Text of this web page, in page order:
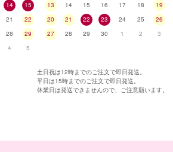
14
15
21
22
28
29
4 5
13
14 15 16 17 18
19
20
21 22 23 24 25
26
27
28 29 30 1 2 3
土日祝は12時までのご注文で即日発送。
平日は15時までのご注文で即日発送。
休業日は発送できませんので、ご注意願います。